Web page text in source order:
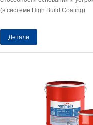
(в системе High Build Coating)
Детали